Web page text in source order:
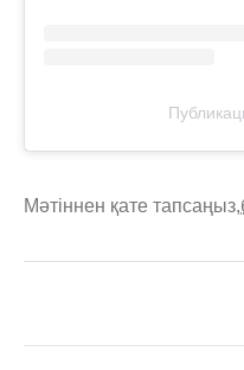
Мәтіннен қате тапсаңыз,